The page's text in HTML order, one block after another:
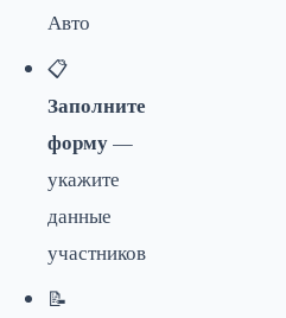
Авто
📋
Заполните
форму—
укажите
данные
участников
📝